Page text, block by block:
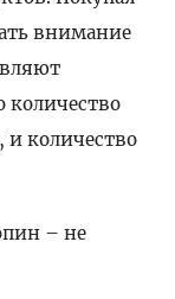
внимание
количество
и количество
– не